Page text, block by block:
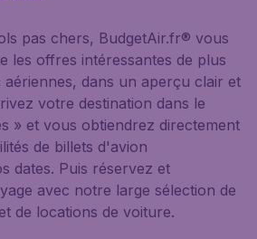
pas chers, BudgetAir.fr® vous
les offres intéressantes de plus
aériennes, dans un aperçu clair et
votre destination dans le
» et vous obtiendrez directement
de billets d'avion
dates. Puis réservez et
avec notre large sélection de
de locations de voiture.